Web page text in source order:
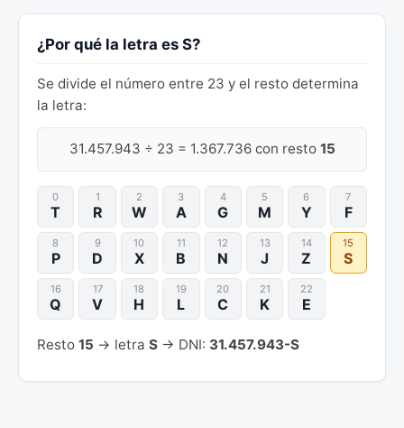
¿Por qué la letra es S?
Se divide el número entre 23 y el resto determina
la letra:
31.457.943 ÷ 23 = 1.367.736 con resto 15
0
T
1
R
2
W
3
A
4
G
5
M
6
Y
7
F
8
P
9
D
10
X
11
B
12
N
13
J
14
Z
15
S
16
Q
17
V
18
H
19
L
20
C
21
K
22
E
Resto 15 → letra S → DNI: 31.457.943-S